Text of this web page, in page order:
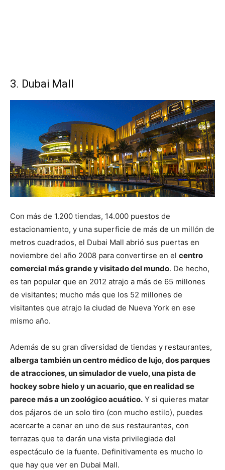
3. Dubai Mall
Con más de 1.200 tiendas, 14.000 puestos de
estacionamiento, y una superficie de más de un millón de
metros cuadrados, el Dubai Mall abrió sus puertas en
noviembre del año 2008 para convertirse en el centro
comercial más grande y visitado del mundo. De hecho,
es tan popular que en 2012 atrajo a más de 65 millones
de visitantes; mucho más que los 52 millones de
visitantes que atrajo la ciudad de Nueva York en ese
mismo año.
Además de su gran diversidad de tiendas y restaurantes,
alberga también un centro médico de lujo, dos parques
de atracciones, un simulador de vuelo, una pista de
hockey sobre hielo y un acuario, que en realidad se
parece más a un zoológico acuático. Y si quieres matar
dos pájaros de un solo tiro (con mucho estilo), puedes
acercarte a cenar en uno de sus restaurantes, con
terrazas que te darán una vista privilegiada del
espectáculo de la fuente. Definitivamente es mucho lo
que hay que ver en Dubai Mall.